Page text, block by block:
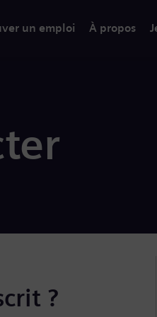
un emploi À propos
?